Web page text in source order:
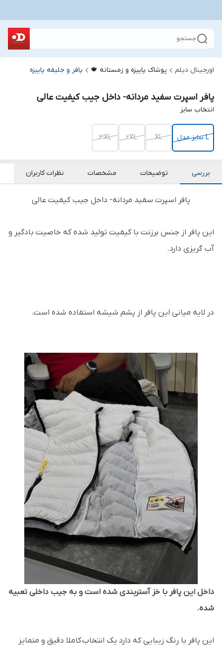
جستجو
اورجینال دیلم پوشاک پاییزه و زمستانه 🍁 پافر و جلیقه پاییزه
پافر اسپرت سفید مردانه- داخل جیب کیفیت عالی
انتخاب سایز
L سایز مدل XL
2XL
3XL
بررسی توضیحات مشخصات نظرات کاربران
پافر اسپرت سفید مردانه- داخل جیب کیفیت عالی
این پافر از جنس برزنت با کیفیت تولید شده که خاصیت بادگیر و
آب گریزی دارد.
در لایه میانی این پافر از پشم شیشه استفاده شده است.
داخل این پافر با خز آستربندی شده است و به جیب داخلی تعبیه
شده.
این پافر با رنگ زیبایی که دارد یک‌ انتخاب کاملا دقیق و متمایز